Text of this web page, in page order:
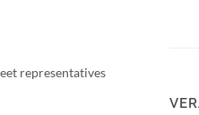
representatives